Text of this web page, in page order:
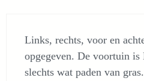
Links, rechts, voor en
opgegeven. De voortuin is
slechts wat paden van gras.